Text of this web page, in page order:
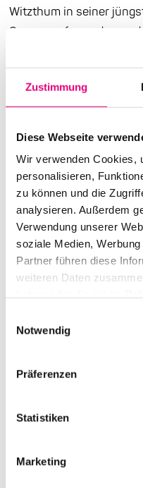
Zustimmung
Diese Webseite
Wir verwenden Cookies,
personalisieren,
zu können und die
analysieren. Außerdem
Verwendung unserer
soziale Medien,
Partner führen diese
weiteren Daten
Notwendig
Präferenzen
Statistiken
Marketing
Witzthum in seiner
Sonnenaufgang
betretbaren
Raum, in dem „durch
Mitgefühl,
gefördert wird“. Das
an das Publikum, in
Empfindungsebenen
Künstler“, so Witzthum,
einen Raum zu
der Menschen für das
polarisiert und offener
man die Schönheit der
Der Raum ist von 18:40
(Sonnenuntergang bis